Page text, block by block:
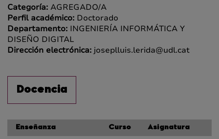
Categoría: AGREGADO/A
Perfil académico: Doctorado
Departamento: INGENIERÍA INFORMÁTICA Y
DISEÑO DIGITAL
Dirección electrónica: joseplluis.lerida@udl.cat
Docencia
Enseñanza Curso Asignatura